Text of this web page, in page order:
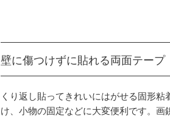
壁に傷つけずに貼れる両面テープ
くり返し貼ってきれいにはがせる固形
け、小物の固定などに大変便利です。画